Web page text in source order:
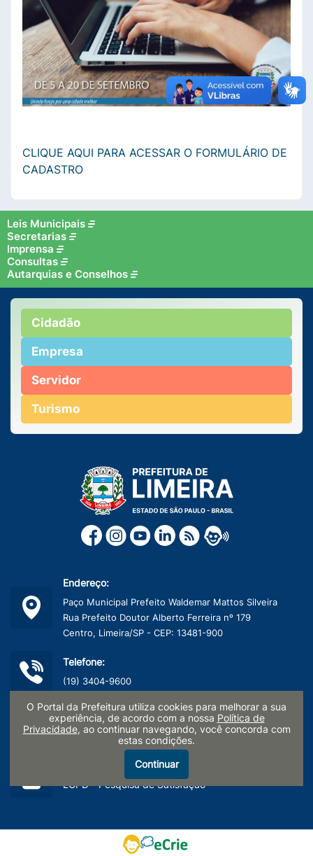
CLIQUE AQUI PARA ACESSAR O FORMULÁRIO DE
CADASTRO
Leis Municipais
Secretarias
Imprensa
Consultas
Autarquias e Conselhos
Cidadão
Empresa
Servidor
Turismo
Endereço:
Paço Municipal Prefeito Waldemar Mattos Silveira
Rua Prefeito Doutor Alberto Ferreira nº 179
Centro, Limeira/SP - CEP: 13481-900
Telefone:
(19) 3404-9600
CNPJ:
45.132.495/0001-40
Termo de Uso e Políticas de Privacidade
LGPD - Pesquisa de Satisfação
O Portal da Prefeitura utiliza cookies para melhorar a sua
experiência, de acordo com a nossa Política de
Privacidade, ao continuar navegando, você concorda com
estas condições.
Continuar